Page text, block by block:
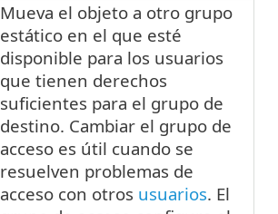
Mueva el objeto a otro grupo
estático en el que esté
disponible para los usuarios
que tienen derechos
suficientes para el grupo de
destino. Cambiar el grupo de
acceso es útil cuando se
resuelven problemas de
acceso con otros usuarios. El